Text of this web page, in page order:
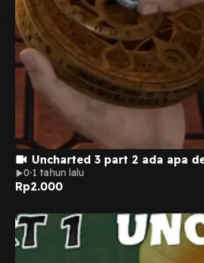
Uncharted 3 part 2 ada apa
0 1 tahun lalu
Rp2.000